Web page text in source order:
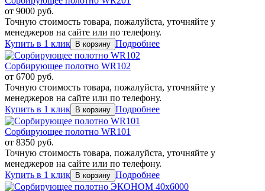
от 9000 руб.
Точную стоимость товара, пожалуйста, уточняйте у
менеджеров на сайте или по телефону.
Купить в 1 клик
Подробнее
Сорбирующее полотно WR102
от 6700 руб.
Точную стоимость товара, пожалуйста, уточняйте у
менеджеров на сайте или по телефону.
Купить в 1 клик
Подробнее
Сорбирующее полотно WR101
от 8350 руб.
Точную стоимость товара, пожалуйста, уточняйте у
менеджеров на сайте или по телефону.
Купить в 1 клик
Подробнее